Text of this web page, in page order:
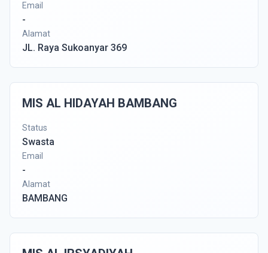
Email
-
Alamat
JL. Raya Sukoanyar 369
MIS AL HIDAYAH BAMBANG
Status
Swasta
Email
-
Alamat
BAMBANG